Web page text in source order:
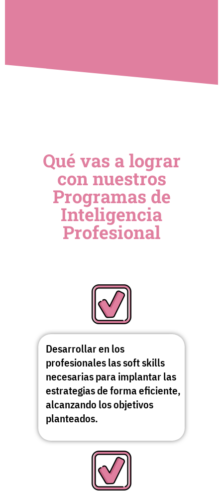
Qué vas a lograr
con nuestros
Programas de
Inteligencia
Profesional
Desarrollar en los
profesionales las soft skills
necesarias para implantar las
estrategias de forma eficiente,
alcanzando los objetivos
planteados.